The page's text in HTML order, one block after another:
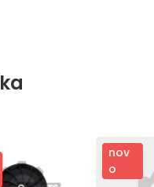
nov
o